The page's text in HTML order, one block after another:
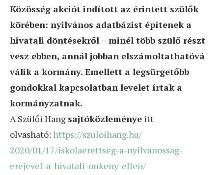
Közösség akciót indított az érintett szülők
körében: nyilvános adatbázist építenek a
hivatali döntésekről – minél több szülő részt
vesz ebben, annál jobban elszámoltathatóvá
válik a kormány. Emellett a legsürgetőbb
gondokkal kapcsolatban levelet írtak a
kormányzatnak.
A Szülői Hang sajtóközleménye itt
olvasható: https://szuloihang.hu/
2020/01/17/iskolaerettseg-a-nyilvanossag-
erejevel-a-hivatali-onkeny-ellen/